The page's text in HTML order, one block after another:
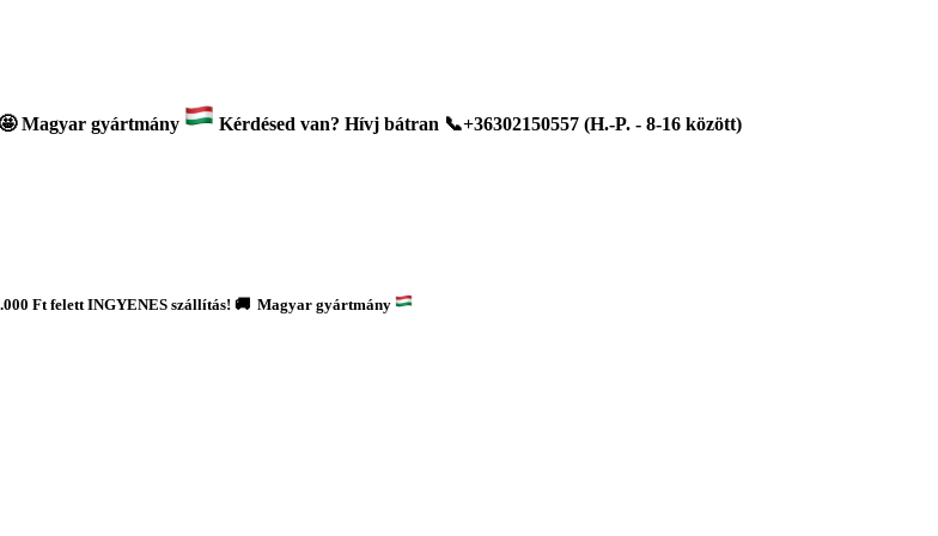
🤩 Magyar gyártmány Kérdésed van? Hívj bátran 📞+36302150557 (H.-P. - 8-16 között)
Ft felett INGYENES szállítás! 🚚 Magyar gyártmány